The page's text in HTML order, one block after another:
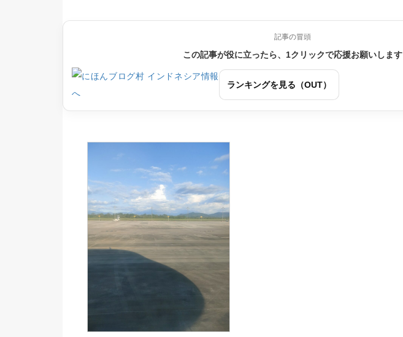
記事の冒頭
この記事が役に立ったら、1クリックで応援お願いします
ランキングを見る（OUT）